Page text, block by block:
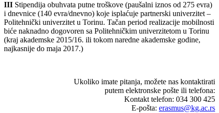
III Stipendija obuhvata putne troškove (paušalni iznos od 275 evra)
i dnevnice (140 evra/dnevno) koje isplaćuje partnerski univerzitet –
Politehnički univerzitet u Torinu. Tačan period realizacije mobilnosti
biće naknadno dogovoren sa Politehničkim univerzitetom u Torinu
(kraj akademske 2015/16. ili tokom naredne akademske godine,
najkasnije do maja 2017.)
Ukoliko imate pitanja, možete nas kontaktirati
putem elektronske pošte ili telefona:
Kontakt telefon: 034 300 425
E-pošta: erasmus@kg.ac.rs